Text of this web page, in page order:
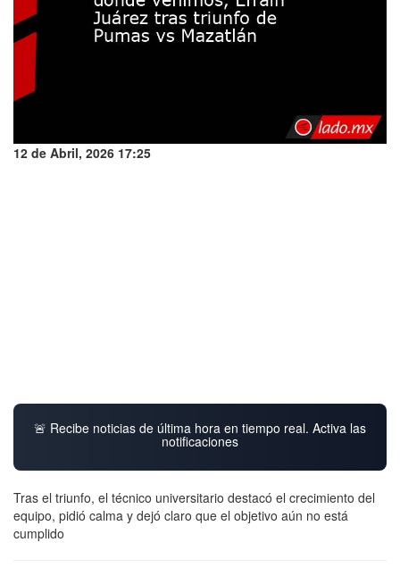
12 de Abril, 2026 17:25
🚨 Recibe noticias de última hora en tiempo real. Activa las
notificaciones
Tras el triunfo, el técnico universitario destacó el crecimiento del
equipo, pidió calma y dejó claro que el objetivo aún no está
cumplido